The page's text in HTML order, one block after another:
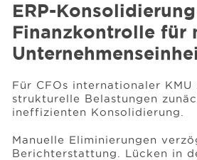
ERP-
Finanzkontrolle für
Für CFOs internationaler KMU
strukturelle Belastungen
ineffizienten Konsolidierung.
Manuelle Eliminierungen
Berichterstattung. Lücken in